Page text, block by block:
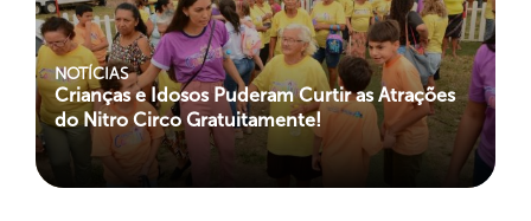
NOTÍCIAS
Crianças e Idosos Puderam Curtir as Atrações
do Nitro Circo Gratuitamente!